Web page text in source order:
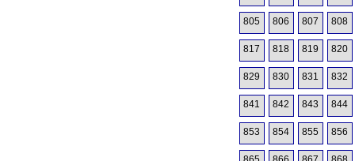
805 806 807 808
817 818 819 820
829 830 831 832
841 842 843 844
853 854 855 856